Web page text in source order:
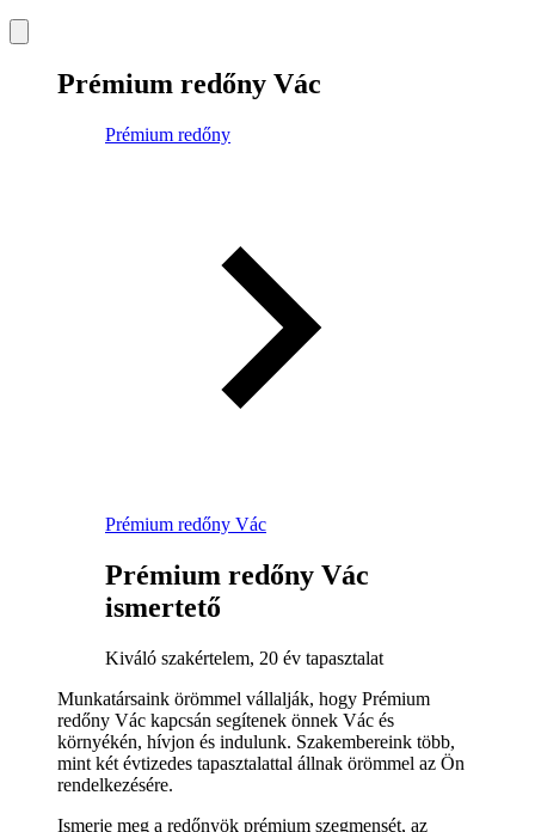
Prémium redőny Vác
Prémium redőny
Prémium redőny Vác
Prémium redőny Vác
ismertető
Kiváló szakértelem, 20 év tapasztalat
Munkatársaink örömmel vállalják, hogy Prémium
redőny Vác kapcsán segítenek önnek Vác és
környékén, hívjon és indulunk. Szakembereink több,
mint két évtizedes tapasztalattal állnak örömmel az Ön
rendelkezésére.
Ismerje meg a redőnyök prémium szegmensét, az